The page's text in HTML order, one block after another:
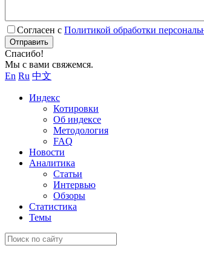
Согласен с Политикой обработки
Отправить
Спасибо!
Мы с вами свяжемся.
En Ru 中文
Индекс
Котировки
Об индексе
Методология
FAQ
Новости
Аналитика
Статьи
Интервью
Обзоры
Статистика
Темы